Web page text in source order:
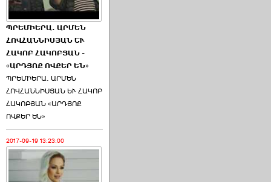
ՊՐԵՄԻԵՐԱ. ԱՐՄԵՆ
ՀՈՎՀԱՆՆԻՍՅԱՆ ԵՒ
ՀԱԿՈԲ ՀԱԿՈԲՅԱՆ -
«ԱՐԴՅՈՔ ՈՎՔԵՐ ԵՆ»
ՊՐԵՄԻԵՐԱ. ԱՐՄԵՆ
ՀՈՎՀԱՆՆԻՍՅԱՆ ԵՒ ՀԱԿՈԲ
ՀԱԿՈԲՅԱՆ «ԱՐԴՅՈՔ
ՈՎՔԵՐ ԵՆ»
2017-09-19 13:23:00